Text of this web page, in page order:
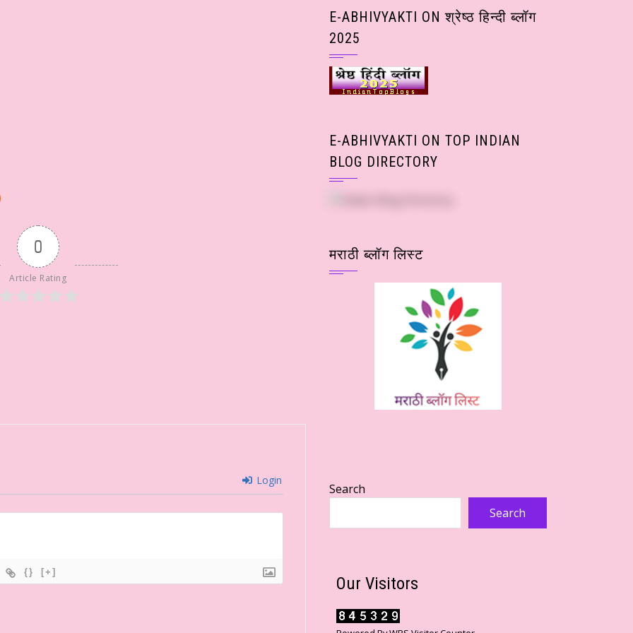
0
Article Rating
Login
{} [+]
E-ABHIVYAKTI ON श्रेष्ठ हिन्दी ब्लॉग
2025
E-ABHIVYAKTI ON TOP INDIAN
BLOG DIRECTORY
मराठी ब्लॉग लिस्ट
Search
Search
Our Visitors